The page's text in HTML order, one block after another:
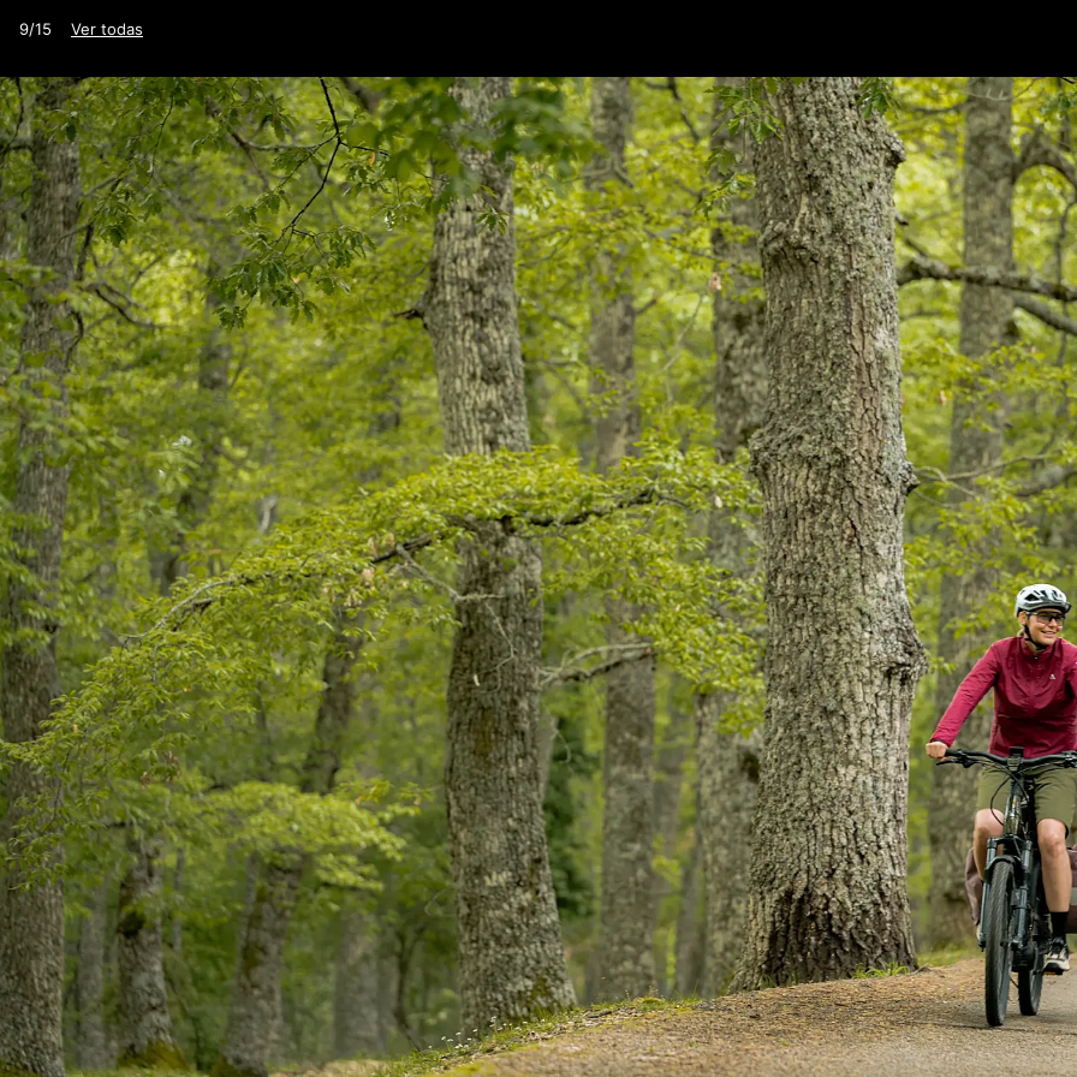
Bicicletas E-Bikes
9/15 Ver todas
Anterior
Tu
La revista
Anúnciate
Contacto